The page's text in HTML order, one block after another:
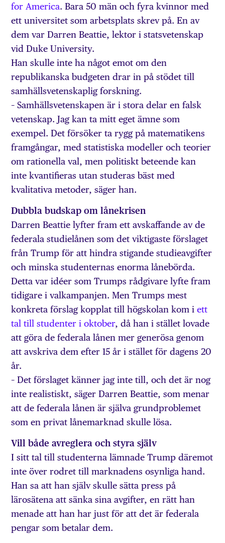
for America. Bara 50 män och fyra kvinnor med
ett universitet som arbetsplats skrev på. En av
dem var Darren Beattie, lektor i statsvetenskap
vid Duke University.
Han skulle inte ha något emot om den
republikanska budgeten drar in på stödet till
samhällsvetenskaplig forskning.
– Samhällsvetenskapen är i stora delar en falsk
vetenskap. Jag kan ta mitt eget ämne som
exempel. Det försöker ta rygg på matematikens
framgångar, med statistiska modeller och teorier
om rationella val, men politiskt beteende kan
inte kvantifieras utan studeras bäst med
kvalitativa metoder, säger han.
Dubbla budskap om lånekrisen
Darren Beattie lyfter fram ett avskaffande av de
federala studielånen som det viktigaste förslaget
från Trump för att hindra stigande studieavgifter
och minska studenternas enorma lånebörda.
Detta var idéer som Trumps rådgivare lyfte fram
tidigare i valkampanjen. Men Trumps mest
konkreta förslag kopplat till högskolan kom iett
tal till studenter i oktober, då han i stället lovade
att göra de federala lånen mer generösa genom
att avskriva dem efter 15 år i stället för dagens 20
år.
– Det förslaget känner jag inte till, och det är nog
inte realistiskt, säger Darren Beattie, som menar
att de federala lånen är själva grundproblemet
som en privat lånemarknad skulle lösa.
Vill både avreglera och styra själv
I sitt tal till studenterna lämnade Trump däremot
inte över rodret till marknadens osynliga hand.
Han sa att han själv skulle sätta press på
lärosätena att sänka sina avgifter, en rätt han
menade att han har just för att det är federala
pengar som betalar dem.